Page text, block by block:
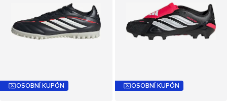
OSOBNÍ KUPÓN OSOBNÍ KUPÓN